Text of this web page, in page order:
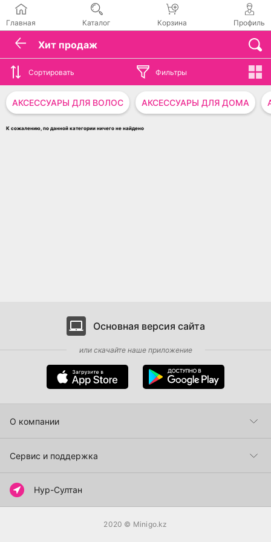
Главная Каталог Корзина Профиль
Хит продаж
Сортировать Фильтры
АКСЕССУАРЫ ДЛЯ ВОЛОС АКСЕССУАРЫ ДЛЯ ДОМА
К сожалению, по данной категории ничего не найдено
Основная версия сайта
или скачайте наше приложение
О компании
Сервис и поддержка
Как сделать заказ
Способы оплаты
Нур-Султан
2020 © Minigo.kz